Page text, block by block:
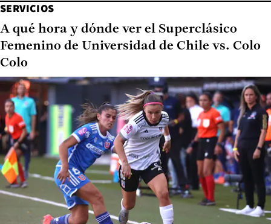
SERVICIOS
A qué hora y dónde ver el Superclásico
Femenino de Universidad de Chile vs. Colo
Colo